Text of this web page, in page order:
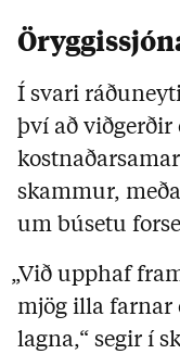
Í svari
því að
skammur,
um búsetu
„Við upphaf
mjög illa farnar
lagna,“ segir í